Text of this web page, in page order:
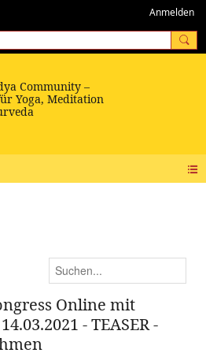
Anmelden
Online mit
- TEASER -